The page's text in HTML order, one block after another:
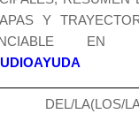
Y
EN
LA(LOS/